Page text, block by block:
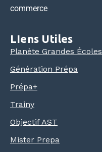
commerce
LIens Utiles
Planète Grandes Écoles
Génération Prépa
Prépa+
Trainy
Objectif AST
Mister Prepa